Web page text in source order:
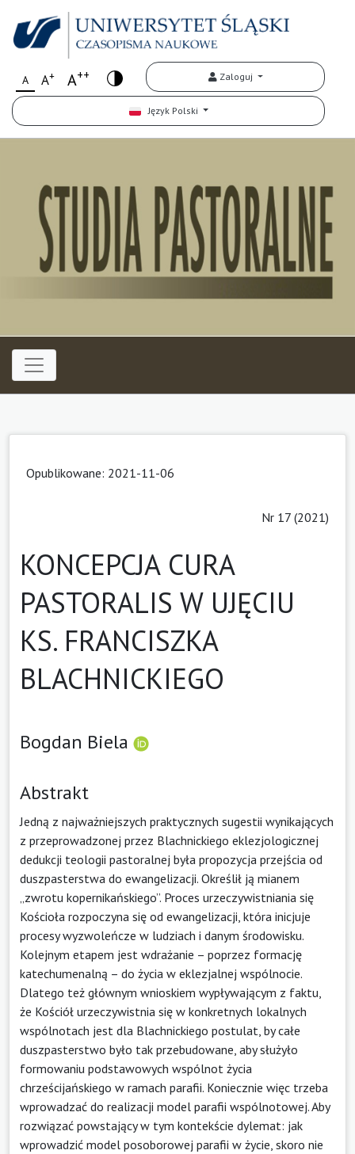
A A+ A++ Zaloguj
Język Polski
Opublikowane: 2021-11-06
Nr 17 (2021)
KONCEPCJA CURA
PASTORALIS W UJĘCIU
KS. FRANCISZKA
BLACHNICKIEGO
Bogdan Biela
Abstrakt
Jedną z najważniejszych praktycznych sugestii wynikających
z przeprowadzonej przez Blachnickiego eklezjologicznej
dedukcji teologii pastoralnej była propozycja przejścia od
duszpasterstwa do ewangelizacji. Określił ją mianem
„zwrotu kopernikańskiego”. Proces urzeczywistniania się
Kościoła rozpoczyna się od ewangelizacji, która inicjuje
procesy wyzwoleńcze w ludziach i danym środowisku.
Kolejnym etapem jest wdrażanie – poprzez formację
katechumenalną – do życia w eklezjalnej wspólnocie.
Dlatego też głównym wnioskiem wypływającym z faktu,
że Kościół urzeczywistnia się w konkretnych lokalnych
wspólnotach jest dla Blachnickiego postulat, by całe
duszpasterstwo było tak przebudowane, aby służyło
formowaniu podstawowych wspólnot życia
chrześcijańskiego w ramach parafii. Koniecznie więc trzeba
wprowadzać do realizacji model parafii wspólnotowej. Aby
rozwiązać powstający w tym kontekście dylemat: jak
wprowadzić model posoborowej parafii w życie, skoro nie